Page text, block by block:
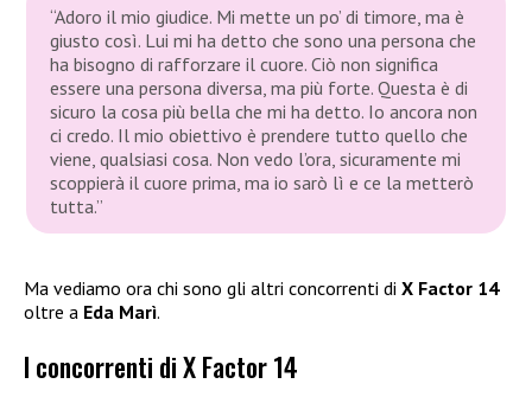
“Adoro il mio giudice. Mi mette un po’ di timore, ma è
giusto così. Lui mi ha detto che sono una persona che
ha bisogno di rafforzare il cuore. Ciò non significa
essere una persona diversa, ma più forte. Questa è di
sicuro la cosa più bella che mi ha detto. Io ancora non
ci credo. Il mio obiettivo è prendere tutto quello che
viene, qualsiasi cosa. Non vedo l’ora, sicuramente mi
scoppierà il cuore prima, ma io sarò lì e ce la metterò
tutta.”
Ma vediamo ora chi sono gli altri concorrenti di X Factor 14
oltre a Eda Marì.
I concorrenti di X Factor 14